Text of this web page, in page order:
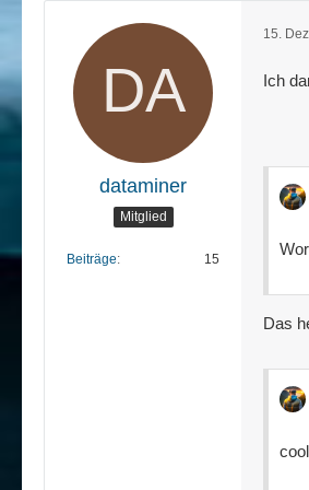
dataminer
Mitglied
Beiträge 15
15.
Ich
Das